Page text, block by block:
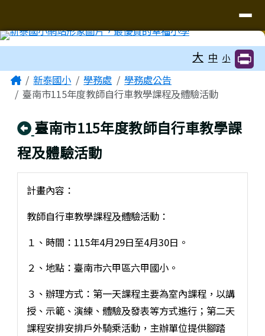
大 中 小
主內容區域
Home新泰國小 學務處
學務處公告
臺南市115年度教師自行車教學課程及體驗活動
回上頁
臺南市115年度教師自行車教學課
程及體驗活動
計畫內容：
教師自行車教學課程及體驗活動：
１、時間：115年4月29日至4月30日。
２、地點：臺南市六甲區六甲國小。
３、辦理方式：第一天課程主要為室內課程，以講
授、示範、演練、體驗及發表等方式進行；第二天
課程安排安排戶外騎乘活動，主辦單位提供腳踏
頁尾區域